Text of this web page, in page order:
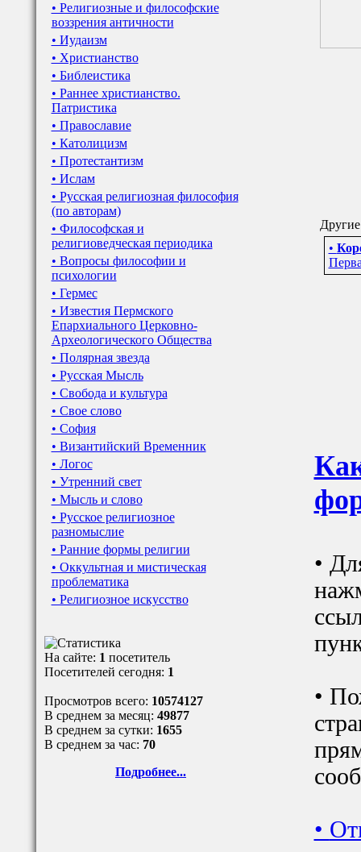
• Религиозные и философские
воззрения античности
• Иудаизм
• Христианство
• Библеистика
• Раннее христианство.
Патристика
• Православие
• Католицизм
• Протестантизм
• Ислам
• Русская религиозная философия
(по авторам)
• Философская и
религиоведческая периодика
• Вопросы философии и
психологии
• Гермес
• Известия Пермского
Епархиального Церковно-
Археологического Общества
• Полярная звезда
• Русская Мысль
• Свобода и культура
• Свое слово
• София
• Византийский Временник
• Логос
• Утренний свет
• Мысль и слово
• Русское религиозное
разномыслие
• Ранние формы религии
• Оккультная и мистическая
проблематика
• Религиозное искусство
На сайте: 1 посетитель
Посетителей сегодня: 1
Просмотров всего: 10574127
В среднем за месяц: 49877
В среднем за сутки: 1655
В среднем за час: 70
Подробнее...
•
•
•
•